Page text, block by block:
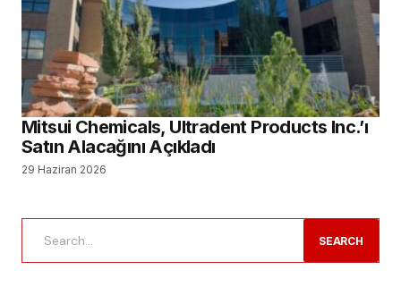
Mitsui Chemicals, Ultradent Products Inc.’ı
Satın Alacağını Açıkladı
29 Haziran 2026
SEARCH